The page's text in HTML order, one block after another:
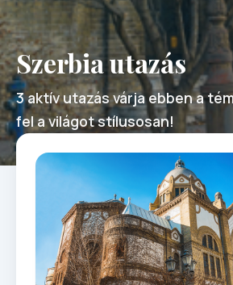
Szerbia utazás
3 aktív utazás várja ebben a
fel a világot stílusosan!